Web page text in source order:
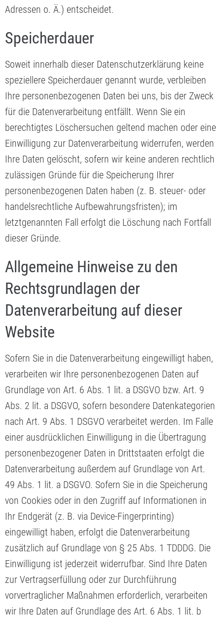
Adressen o. Ä.) entscheidet.
Speicherdauer
Soweit innerhalb dieser Datenschutzerklärung keine
speziellere Speicherdauer genannt wurde, verbleiben
Ihre personenbezogenen Daten bei uns, bis der Zweck
für die Datenverarbeitung entfällt. Wenn Sie ein
berechtigtes Löschersuchen geltend machen oder eine
Einwilligung zur Datenverarbeitung widerrufen, werden
Ihre Daten gelöscht, sofern wir keine anderen rechtlich
zulässigen Gründe für die Speicherung Ihrer
personenbezogenen Daten haben (z. B. steuer- oder
handelsrechtliche Aufbewahrungsfristen); im
letztgenannten Fall erfolgt die Löschung nach Fortfall
dieser Gründe.
Allgemeine Hinweise zu den
Rechtsgrundlagen der
Datenverarbeitung auf dieser
Website
Sofern Sie in die Datenverarbeitung eingewilligt haben,
verarbeiten wir Ihre personenbezogenen Daten auf
Grundlage von Art. 6 Abs. 1 lit. a DSGVO bzw. Art. 9
Abs. 2 lit. a DSGVO, sofern besondere Datenkategorien
nach Art. 9 Abs. 1 DSGVO verarbeitet werden. Im Falle
einer ausdrücklichen Einwilligung in die Übertragung
personenbezogener Daten in Drittstaaten erfolgt die
Datenverarbeitung außerdem auf Grundlage von Art.
49 Abs. 1 lit. a DSGVO. Sofern Sie in die Speicherung
von Cookies oder in den Zugriff auf Informationen in
Ihr Endgerät (z. B. via Device-Fingerprinting)
eingewilligt haben, erfolgt die Datenverarbeitung
zusätzlich auf Grundlage von § 25 Abs. 1 TDDDG. Die
Einwilligung ist jederzeit widerrufbar. Sind Ihre Daten
zur Vertragserfüllung oder zur Durchführung
vorvertraglicher Maßnahmen erforderlich, verarbeiten
wir Ihre Daten auf Grundlage des Art. 6 Abs. 1 lit. b